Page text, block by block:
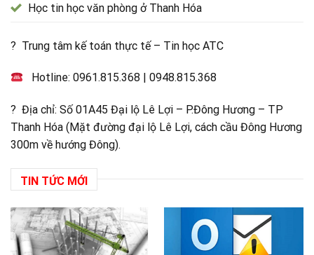
Học tin học văn phòng ở Thanh Hóa
? Trung tâm kế toán thực tế – Tin học ATC
Hotline:0961.815.368 |0948.815.368
? Địa chỉ: Số 01A45 Đại lộ Lê Lợi – P.Đông Hương – TP
Thanh Hóa (Mặt đường đại lộ Lê Lợi, cách cầu Đông Hương
300m về hướng Đông).
TIN TỨC MỚI